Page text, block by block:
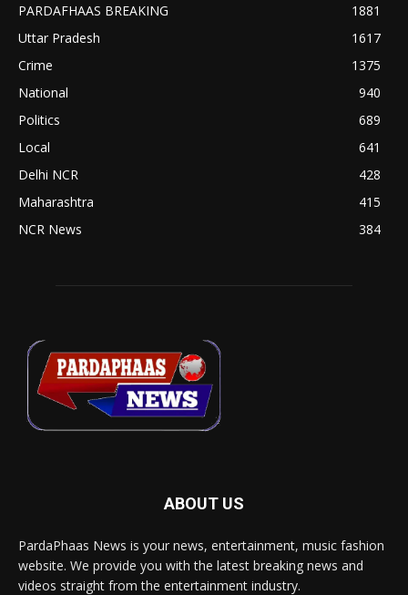
PARDAFHAAS BREAKING
1881
Uttar Pradesh
1617
Crime
1375
National
940
Politics
689
Local
641
Delhi NCR
428
Maharashtra
415
NCR News
384
ABOUT US
PardaPhaas News is your news, entertainment, music fashion
website. We provide you with the latest breaking news and
videos straight from the entertainment industry.